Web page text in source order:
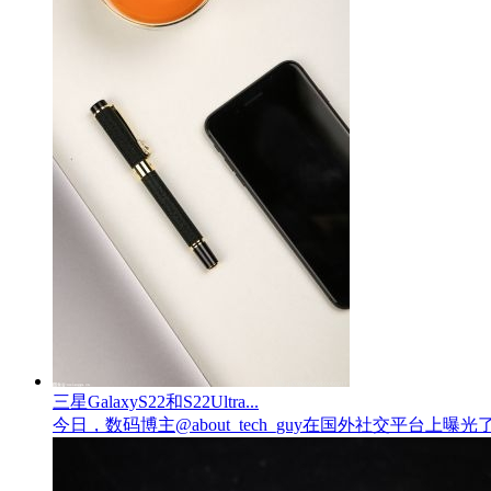
三星GalaxyS22和S22Ultra...
今日，数码博主@about_tech_guy在国外社交平台上曝光